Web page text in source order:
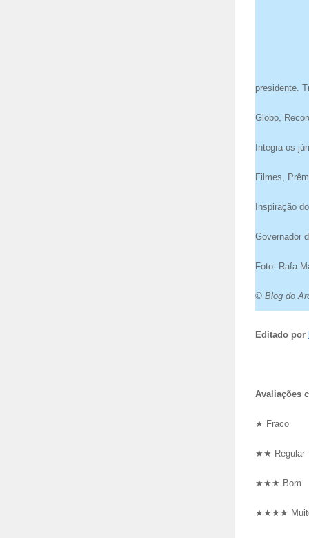
presidente.
Globo,
Integra os
Filmes,
Inspiração
Governador
Foto: Rafa
© Blog do
Editado por
Avaliações
★ Fraco
★★ Regular
★★★ Bom
★★★★